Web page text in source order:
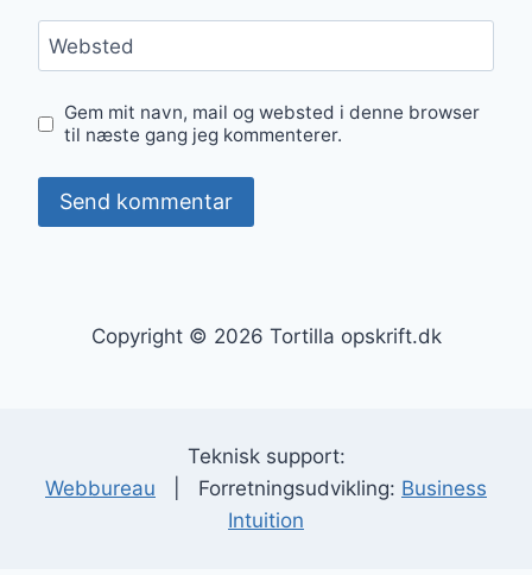
Websted
Gem mit navn, mail og websted i denne browser
til næste gang jeg kommenterer.
Copyright © 2026 Tortilla opskrift.dk
Teknisk support:
Webbureau | Forretningsudvikling: Business
Intuition